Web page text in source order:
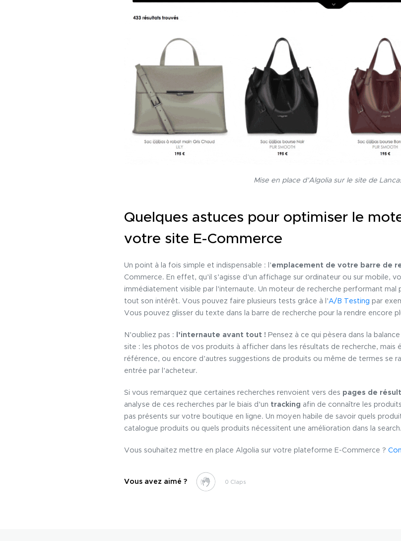
Mise en place d’Algolia sur le site de
Quelques astuces pour optimiser le
votre site E-Commerce
Un point à la fois simple et indispensable : l’emplacement de votre barre de
Commerce. En effet, qu’il s’agisse d’un affichage sur ordinateur ou sur mobile,
immédiatement visible par l’internaute. Un moteur de recherche performant
tout son intérêt. Vous pouvez faire plusieurs tests grâce à l’A/B Testing par
Vous pouvez glisser du texte dans la barre de recherche pour la rendre encore
N’oubliez pas : l’internaute avant tout ! Pensez à ce qui pèsera dans la
site : les photos de vos produits à afficher dans les résultats de recherche, mais
référence, ou encore d’autres suggestions de produits ou même de termes se
entrée par l’acheteur.
Si vous remarquez que certaines recherches renvoient vers des pages de
analyse de ces recherches par le biais d’un tracking afin de connaître les
pas présents sur votre boutique en ligne. Un moyen habile de savoir quels
catalogue produits ou quels produits nécessitent une amélioration dans la search.
Vous souhaitez mettre en place Algolia sur votre plateforme E-Commerce ?
Vous avez aimé ? 0